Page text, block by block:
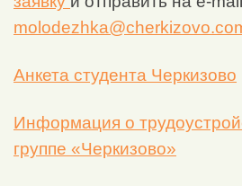
Анкета студента Черкизово
Информация о
группе «Черкизово»